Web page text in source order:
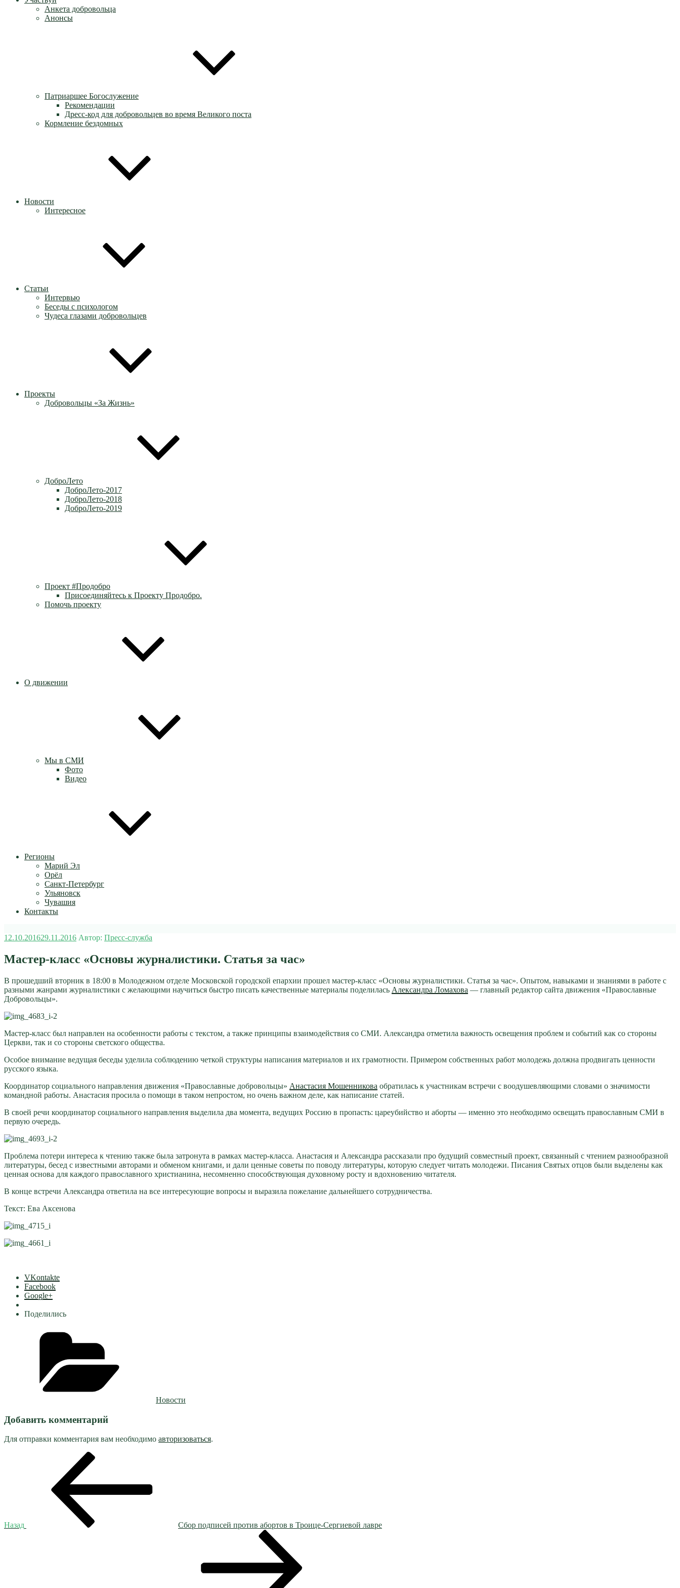
Анкета добровольца
Анонсы
Патриаршее Богослужение
Рекомендации
Дресс-код для добровольцев во время Великого поста
Кормление бездомных
Новости
Интересное
Статьи
Интервью
Беседы с психологом
Чудеса глазами добровольцев
Проекты
Добровольцы «За Жизнь»
ДоброЛето
ДоброЛето-2017
ДоброЛето-2018
ДоброЛето-2019
Проект #Продобро
Присоединяйтесь к Проекту Продобро.
Помочь проекту
О движении
Мы в СМИ
Фото
Видео
Регионы
Марий Эл
Орёл
Санкт-Петербург
Ульяновск
Чувашия
Контакты
Опубликовано
12.10.201629.11.2016 Автор: Пресс-служба
Мастер-класс «Основы журналистики. Статья за час»
В прошедший вторник в 18:00 в Молодежном отделе Московской городской епархии прошел мастер-класс «Основы журналистики. Статья за час». Опытом, навыками и знаниями в работе с
разными жанрами журналистики с желающими научиться быстро писать качественные материалы поделилась Александра Ломахова — главный редактор сайта движения «Православные
Добровольцы».
Мастер-класс был направлен на особенности работы с текстом, а также принципы взаимодействия со СМИ. Александра отметила важность освещения проблем и событий как со стороны
Церкви, так и со стороны светского общества.
Особое внимание ведущая беседы уделила соблюдению четкой структуры написания материалов и их грамотности. Примером собственных работ молодежь должна продвигать ценности
русского языка.
Координатор социального направления движения «Православные добровольцы» Анастасия Мошенникова обратилась к участникам встречи с воодушевляющими словами о значимости
командной работы. Анастасия просила о помощи в таком непростом, но очень важном деле, как написание статей.
В своей речи координатор социального направления выделила два момента, ведущих Россию в пропасть: цареубийство и аборты — именно это необходимо освещать православным СМИ в
первую очередь.
Проблема потери интереса к чтению также была затронута в рамках мастер-класса. Анастасия и Александра рассказали про будущий совместный проект, связанный с чтением разнообразной
литературы, бесед с известными авторами и обменом книгами, и дали ценные советы по поводу литературы, которую следует читать молодежи. Писания Святых отцов были выделены как
ценная основа для каждого православного христианина, несомненно способствующая духовному росту и вдохновению читателя.
В конце встречи Александра ответила на все интересующие вопросы и выразила пожелание дальнейшего сотрудничества.
Текст: Ева Аксенова
VKontakte
Facebook
Google+
Поделились
Новости
Добавить комментарий
Для отправки комментария вам необходимо авторизоваться.
Назад
Сбор подписей против абортов в Троице-Сергиевой лавре